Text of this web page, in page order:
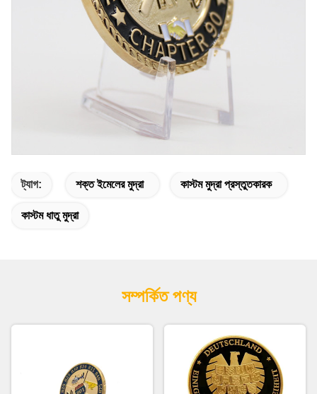
ট্যাগ: শক্ত ইমেলের মুদ্রা কাস্টম মুদ্রা প্রস্তুতকারক
কাস্টম ধাতু মুদ্রা
সম্পর্কিত পণ্য